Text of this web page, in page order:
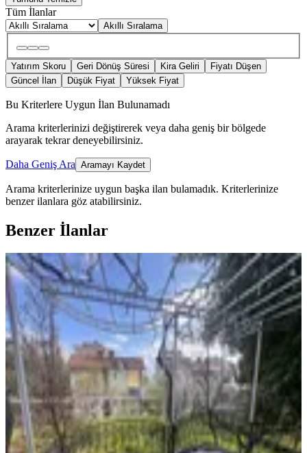
Tüm İlanlar
Akıllı Sıralama
Yatırım Skoru Geri Dönüş Süresi Kira Geliri
Fiyatı Düşen
Güncel İlan
Düşük Fiyat Yüksek Fiyat
Bu Kriterlere Uygun İlan Bulunamadı
Arama kriterlerinizi değiştirerek veya daha geniş bir bölgede
arayarak tekrar deneyebilirsiniz.
Daha Geniş Ara Aramayı Kaydet
Arama kriterlerinize uygun başka ilan bulamadık. Kriterlerinize
benzer ilanlara göz atabilirsiniz.
Benzer İlanlar
MANZARALI
Yeni Rota Güvencesiyle Şehrin
Merkezinde Villa Sahibi Olun
Onikişubat, Hürriyet Mahallesi
6+1
320 m² 31.07.2026
25.000.000 ₺
YENİ ROTA İNŞAAT EMLAKHayrunnisa Teltik
Ara